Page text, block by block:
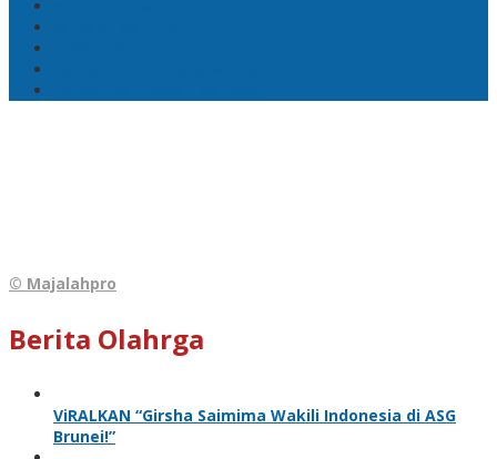
© Majalahpro
Berita Olahrga
ViRALKAN “Girsha Saimima Wakili Indonesia di ASG
Brunei!”